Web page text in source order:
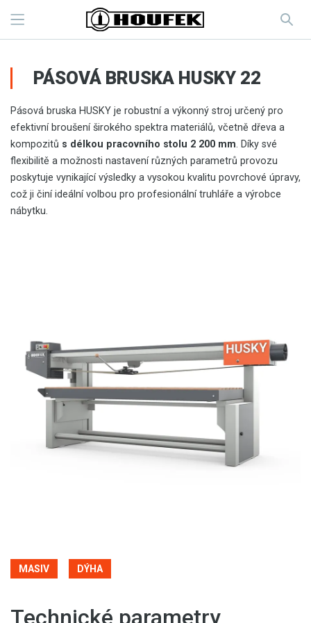
PÁSOVÁ BRUSKA HUSKY 22
Pásová bruska HUSKY je robustní a výkonný stroj určený pro
efektivní broušení širokého spektra materiálů, včetně dřeva a
kompozitů s délkou pracovního stolu 2 200 mm. Díky své
flexibilitě a možnosti nastavení různých parametrů provozu
poskytuje vynikající výsledky a vysokou kvalitu povrchové úpravy,
což ji činí ideální volbou pro profesionální truhláře a výrobce
nábytku.
MASIV DÝHA
Technické parametry